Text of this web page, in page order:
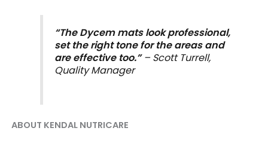
“The Dycem mats look professional,
set the right tone for the areas and
are effective too.”– Scott Turrell,
Quality Manager
ABOUT KENDAL NUTRICARE